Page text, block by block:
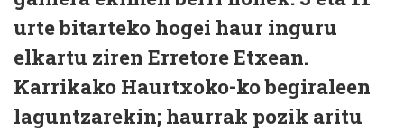
urte bitarteko hogei haur inguru
elkartu ziren Erretore Etxean.
Karrikako Haurtxoko-ko begiraleen
laguntzarekin; haurrak pozik aritu